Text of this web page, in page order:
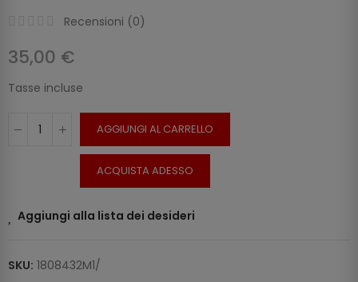
Recensioni (0)
35,00 €
Tasse incluse
AGGIUNGI AL CARRELLO
ACQUISTA ADESSO
Aggiungi alla lista dei desideri
SKU: 1808432M1/